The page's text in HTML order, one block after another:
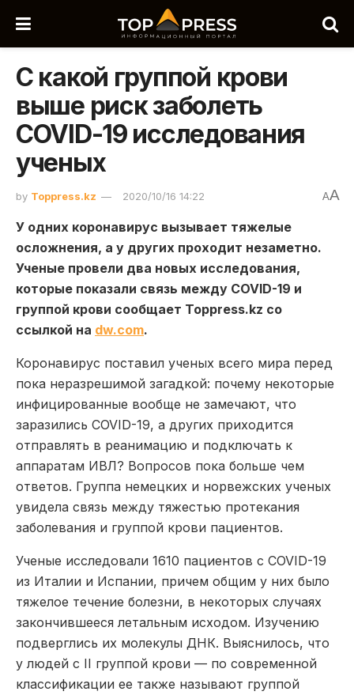
С какой группой крови
выше риск заболеть
COVID-19 исследования
ученых
by Toppress.kz 2020/10/16 14:22 AA
У одних коронавирус вызывает тяжелые
осложнения, а у других проходит незаметно.
Ученые провели два новых исследования,
которые показали связь между COVID-19 и
группой крови сообщает Toppress.kz со
ссылкой на dw.com.
Коронавирус поставил ученых всего мира перед
пока неразрешимой загадкой: почему некоторые
инфицированные вообще не замечают, что
заразились COVID-19, а других приходится
отправлять в реанимацию и подключать к
аппаратам ИВЛ? Вопросов пока больше чем
ответов. Группа немецких и норвежских ученых
увидела связь между тяжестью протекания
заболевания и группой крови пациентов.
Ученые исследовали 1610 пациентов с COVID-19
из Италии и Испании, причем общим у них было
тяжелое течение болезни, в некоторых случаях
закончившееся летальным исходом. Изучению
подверглись их молекулы ДНК. Выяснилось, что
у людей с II группой крови — по современной
классификации ее также называют группой